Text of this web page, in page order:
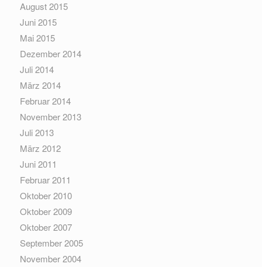
August 2015
Juni 2015
Mai 2015
Dezember 2014
Juli 2014
März 2014
Februar 2014
November 2013
Juli 2013
März 2012
Juni 2011
Februar 2011
Oktober 2010
Oktober 2009
Oktober 2007
September 2005
November 2004